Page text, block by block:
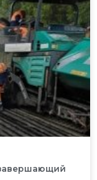
завершающий